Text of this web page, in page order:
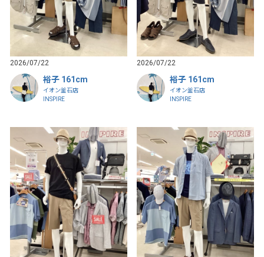
2026/07/22
裕子 161cm
イオン釜石店
INSPIRE
2026/07/22
裕子 161cm
イオン釜石店
INSPIRE